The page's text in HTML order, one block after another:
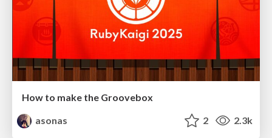
How to make the Groovebox
asonas
2 2.3k